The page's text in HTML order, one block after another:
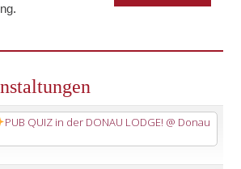
.
PUB QUIZ in der DONAU LODGE! @ Donau